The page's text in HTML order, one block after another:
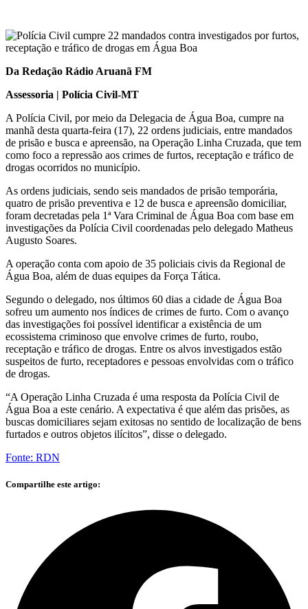
Da Redação Rádio Aruanã FM
Assessoria | Polícia Civil-MT
A Polícia Civil, por meio da Delegacia de Água Boa, cumpre na
manhã desta quarta-feira (17), 22 ordens judiciais, entre mandados
de prisão e busca e apreensão, na Operação Linha Cruzada, que tem
como foco a repressão aos crimes de furtos, receptação e tráfico de
drogas ocorridos no município.
As ordens judiciais, sendo seis mandados de prisão temporária,
quatro de prisão preventiva e 12 de busca e apreensão domiciliar,
foram decretadas pela 1ª Vara Criminal de Água Boa com base em
investigações da Polícia Civil coordenadas pelo delegado Matheus
Augusto Soares.
A operação conta com apoio de 35 policiais civis da Regional de
Água Boa, além de duas equipes da Força Tática.
Segundo o delegado, nos últimos 60 dias a cidade de Água Boa
sofreu um aumento nos índices de crimes de furto. Com o avanço
das investigações foi possível identificar a existência de um
ecossistema criminoso que envolve crimes de furto, roubo,
receptação e tráfico de drogas. Entre os alvos investigados estão
suspeitos de furto, receptadores e pessoas envolvidas com o tráfico
de drogas.
“A Operação Linha Cruzada é uma resposta da Polícia Civil de
Água Boa a este cenário. A expectativa é que além das prisões, as
buscas domiciliares sejam exitosas no sentido de localização de bens
furtados e outros objetos ilícitos”, disse o delegado.
Fonte: RDN
Compartilhe este artigo: